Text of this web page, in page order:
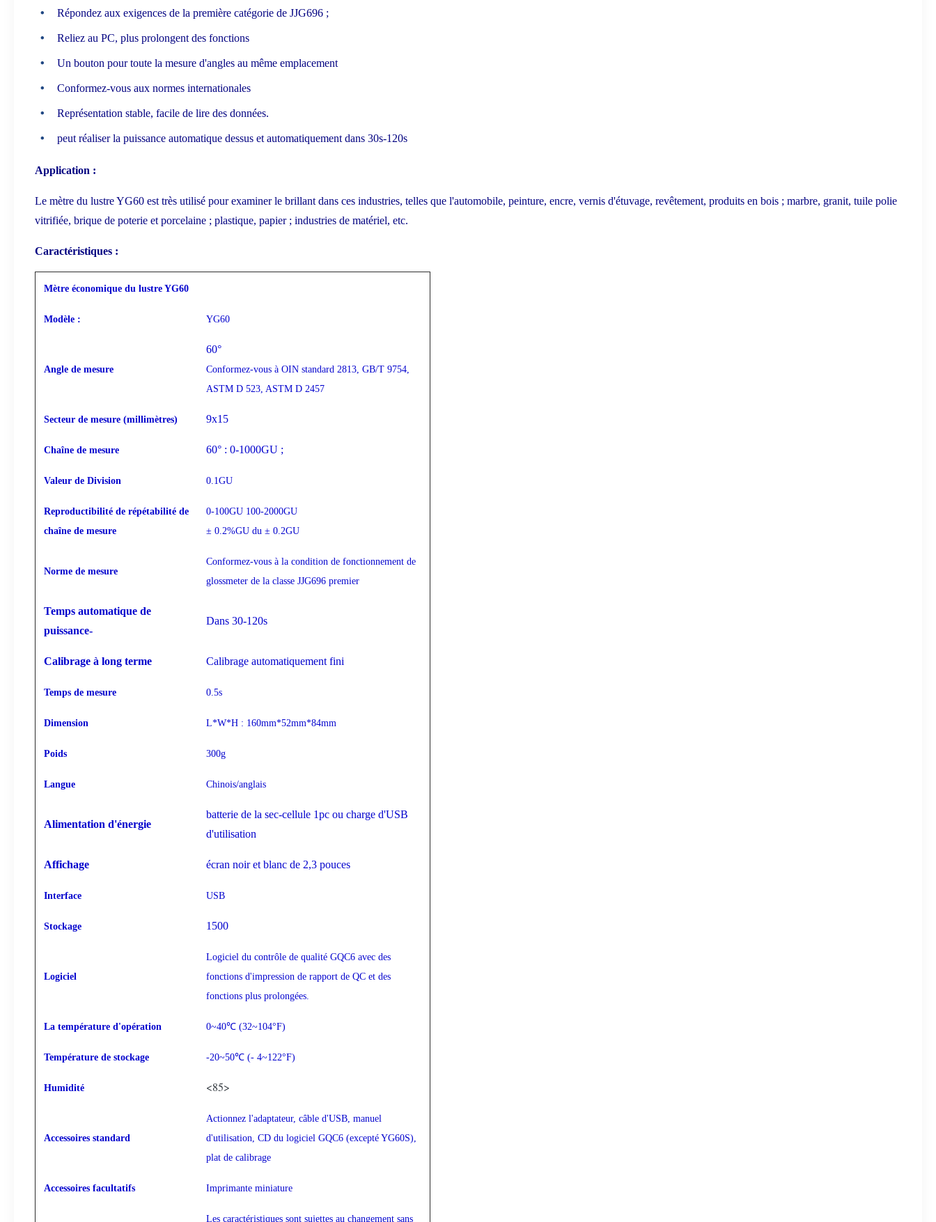
Répondez aux exigences de la première catégorie de JJG696 ;
Reliez au PC, plus prolongent des fonctions
Un bouton pour toute la mesure d'angles au même emplacement
Conformez-vous aux normes internationales
Représentation stable, facile de lire des données.
peut réaliser la puissance automatique dessus et automatiquement dans 30s-120s
Application :
Le mètre du lustre YG60 est très utilisé pour examiner le brillant dans ces industries, telles que l'automobile, peinture, encre, vernis d'étuvage, revêtement, produits en bois ; marbre, granit, tuile polie
vitrifiée, brique de poterie et porcelaine ; plastique, papier ; industries de matériel, etc.
Caractéristiques :
Mètre économique du lustre YG60
Modèle : YG60
Angle de mesure
60°
Conformez-vous à OIN standard 2813, GB/T 9754,
ASTM D 523, ASTM D 2457
Secteur de mesure (millimètres) 9x15
Chaîne de mesure 60° : 0-1000GU ;
Valeur de Division 0.1GU
Reproductibilité de répétabilité de
chaîne de mesure
0-100GU 100-2000GU
± 0.2%GU du ± 0.2GU
Norme de mesure
Conformez-vous à la condition de fonctionnement de
glossmeter de la classe JJG696 premier
Temps automatique de
puissance-
Dans 30-120s
Calibrage à long terme Calibrage automatiquement fini
Temps de mesure 0.5s
Dimension L*W*H : 160mm*52mm*84mm
Poids 300g
Langue Chinois/anglais
Alimentation d'énergie
batterie de la sec-cellule 1pc ou charge d'USB
d'utilisation
Affichage écran noir et blanc de 2,3 pouces
Interface USB
Stockage 1500
Logiciel
Logiciel du contrôle de qualité GQC6 avec des
fonctions d'impression de rapport de QC et des
fonctions plus prolongées.
La température d'opération 0~40℃ (32~104°F)
Température de stockage -20~50℃ (- 4~122°F)
Humidité <85>
Accessoires standard
Actionnez l'adaptateur, câble d'USB, manuel
d'utilisation, CD du logiciel GQC6 (excepté YG60S),
plat de calibrage
Accessoires facultatifs Imprimante miniature
Les caractéristiques sont sujettes au changement sans